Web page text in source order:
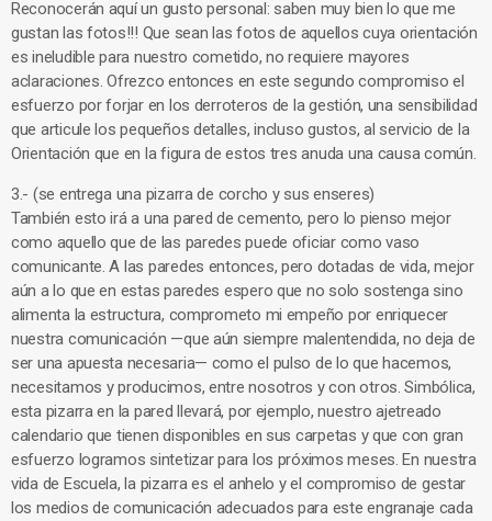
Reconocerán aquí un gusto personal: saben muy bien lo que me
gustan las fotos!!! Que sean las fotos de aquellos cuya orientación
es ineludible para nuestro cometido, no requiere mayores
aclaraciones. Ofrezco entonces en este segundo compromiso el
esfuerzo por forjar en los derroteros de la gestión, una sensibilidad
que articule los pequeños detalles, incluso gustos, al servicio de la
Orientación que en la figura de estos tres anuda una causa común.
3.- (se entrega una pizarra de corcho y sus enseres)
También esto irá a una pared de cemento, pero lo pienso mejor
como aquello que de las paredes puede oficiar como vaso
comunicante. A las paredes entonces, pero dotadas de vida, mejor
aún a lo que en estas paredes espero que no solo sostenga sino
alimenta la estructura, comprometo mi empeño por enriquecer
nuestra comunicación —que aún siempre malentendida, no deja de
ser una apuesta necesaria— como el pulso de lo que hacemos,
necesitamos y producimos, entre nosotros y con otros. Simbólica,
esta pizarra en la pared llevará, por ejemplo, nuestro ajetreado
calendario que tienen disponibles en sus carpetas y que con gran
esfuerzo logramos sintetizar para los próximos meses. En nuestra
vida de Escuela, la pizarra es el anhelo y el compromiso de gestar
los medios de comunicación adecuados para este engranaje cada